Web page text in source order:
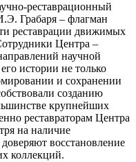
реставрационный
Грабаря – флагман
реставрации движимых
Центра –
научной
истории не только
и сохранении
созданию
крупнейших
реставраторам Центра
на наличие
восстановление
коллекций.